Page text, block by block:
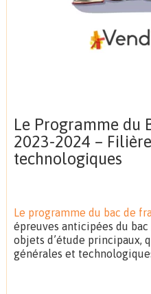
Le Programme du
2023-2024 –
technologiques
Le programme du bac de
épreuves anticipées du
objets d’étude principaux,
générales et